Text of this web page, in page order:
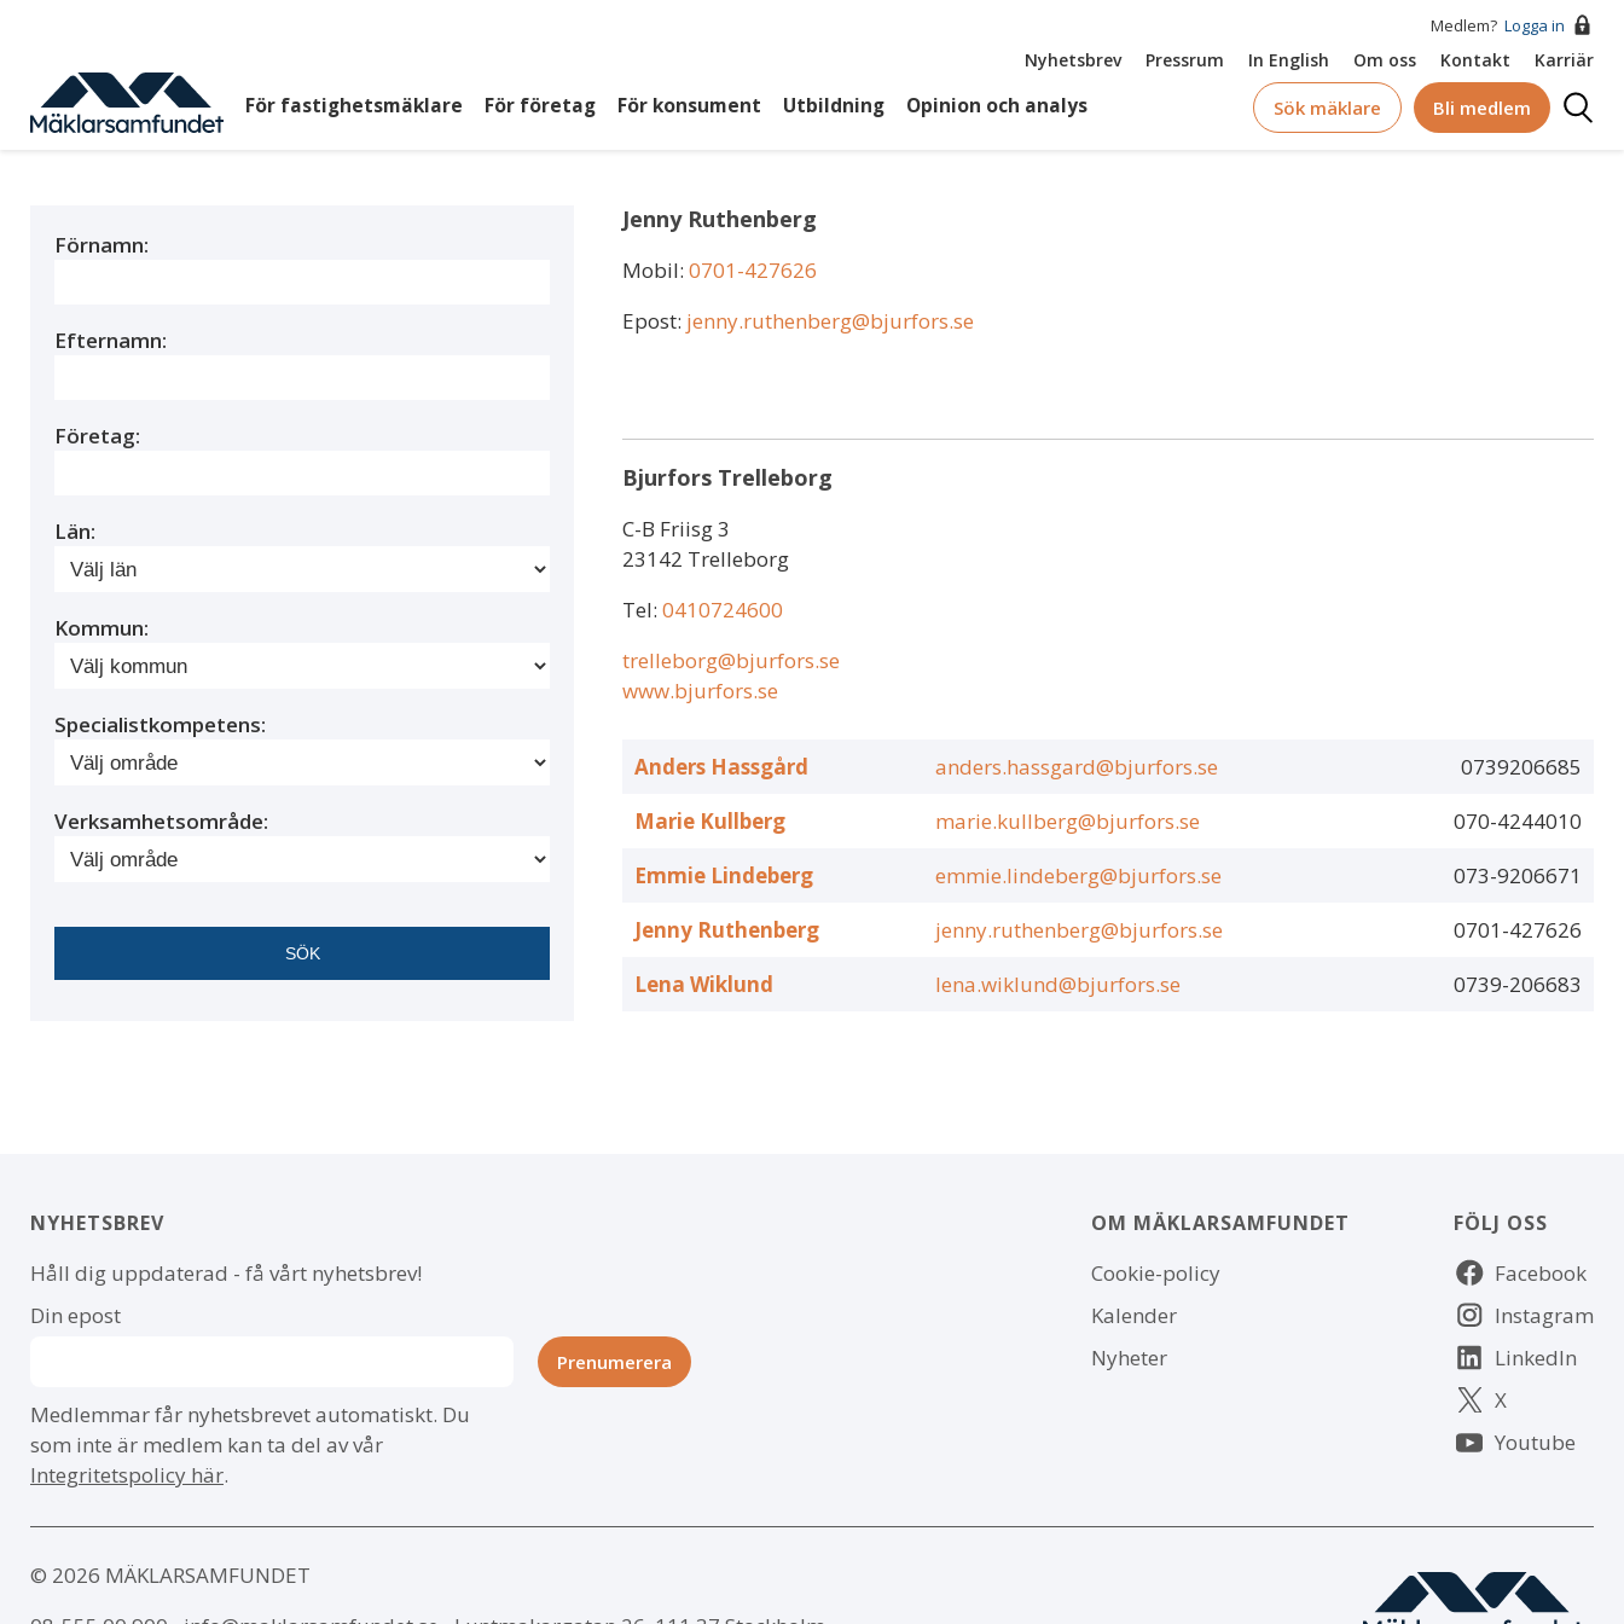
huvudinnehåll
Medlem? Logga in
Top
Nyhetsbrev Pressrum In English Om oss Kontakt Karriär
Huvudmeny
För fastighetsmäklare För företag För konsument Utbildning Opinion och analys Sök mäklare Bli medlem
Logga
Jenny Ruthenberg
Mobil: 0701-427626
Epost: jenny.ruthenberg@bjurfors.se
Bjurfors Trelleborg
C-B Friisg 3
23142 Trelleborg
Tel: 0410724600
trelleborg@bjurfors.se
www.bjurfors.se
Anders Hassgård anders.hassgard@bjurfors.se
0739206685
Marie Kullberg
marie.kullberg@bjurfors.se
070-4244010
Emmie Lindeberg
emmie.lindeberg@bjurfors.se
073-9206671
Jenny Ruthenberg
jenny.ruthenberg@bjurfors.se
0701-427626
Lena Wiklund
lena.wiklund@bjurfors.se 0739-206683
Förnamn:
Efternamn:
Företag:
Län:
Kommun:
Specialistkompetens:
Verksamhetsområde:
NYHETSBREV
Håll dig uppdaterad - få vårt nyhetsbrev!
Din epost
Medlemmar får nyhetsbrevet automatiskt. Du
som inte är medlem kan ta del av vår
Integritetspolicy här.
OM MÄKLARSAMFUNDET
Om
Cookie-policy
Kalender
Nyheter
FÖLJ OSS
Följ
oss
Facebook
Instagram
LinkedIn
X
Youtube
© 2026 MÄKLARSAMFUNDET